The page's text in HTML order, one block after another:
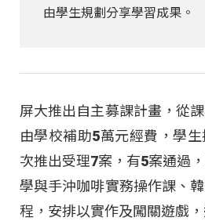
由學生規劃分享學習成果。
屏大推出自主募課計畫，從
由學校補助5萬元經費，學
次推出受理7案，有5案通過
學與手沖咖啡實務操作課、
程，安排以實作及闖關遊戲